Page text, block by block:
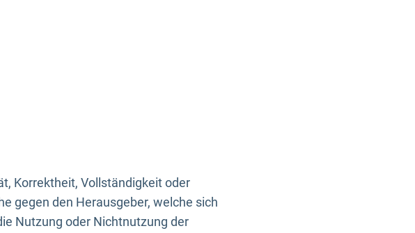
Korrektheit, Vollständigkeit oder
gegen den Herausgeber, welche sich
Nutzung oder Nichtnutzung der